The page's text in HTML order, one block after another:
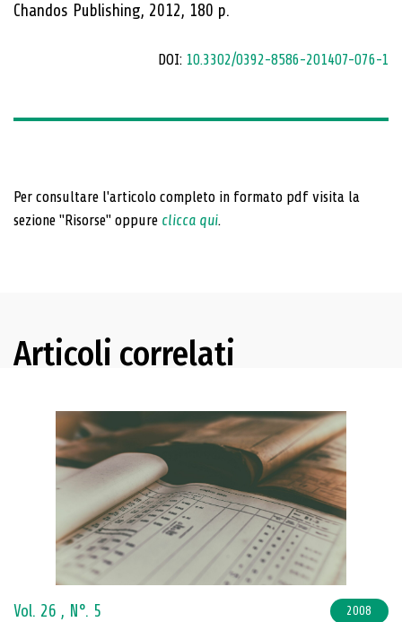
Chandos Publishing, 2012, 180 p.
DOI: 10.3302/0392-8586-201407-076-1
Per consultare l'articolo completo in formato pdf visita la
sezione "Risorse" oppure clicca qui.
Articoli correlati
Vol. 26 , N°. 5 2008